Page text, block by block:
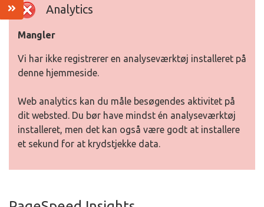
Analytics
Mangler
Vi har ikke registrerer en analyseværktøj installeret på
denne hjemmeside.
Web analytics kan du måle besøgendes aktivitet på
dit websted. Du bør have mindst én analyseværktøj
installeret, men det kan også være godt at installere
et sekund for at krydstjekke data.